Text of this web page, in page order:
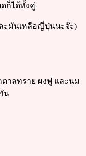
ก็ได้ทั้งคู่
ะมันเหลือญี่ปุ่นนะจ๊ะ)
ตาลทราย ผงฟู และนม
น